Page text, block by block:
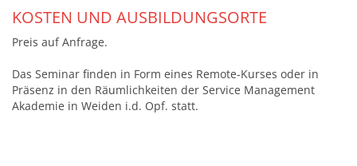
KOSTEN UND AUSBILDUNGSORTE
Preis auf Anfrage.
Das Seminar finden in Form eines Remote-Kurses oder in
Präsenz in den Räumlichkeiten der Service Management
Akademie in Weiden i.d. Opf. statt.